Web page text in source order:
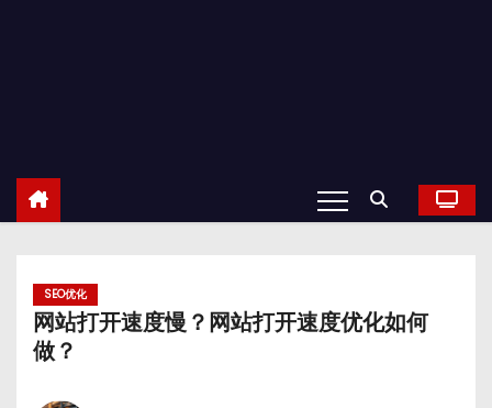
SEO优化
网站打开速度慢？网站打开速度优化如何
做？